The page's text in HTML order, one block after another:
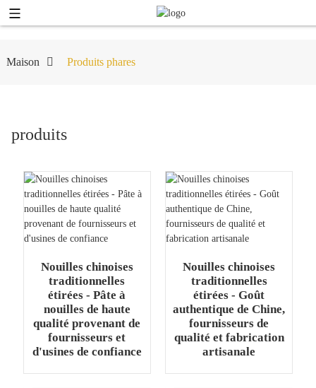
+86 8619946512999
Maison Produits phares
produits
Nouilles chinoises
traditionnelles
étirées - Pâte à
nouilles de haute
qualité provenant de
fournisseurs et
d'usines de confiance
Nouilles chinoises
traditionnelles
étirées - Goût
authentique de Chine,
fournisseurs de
qualité et fabrication
artisanale